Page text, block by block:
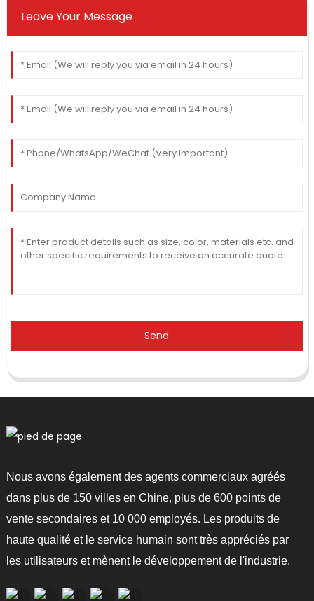
Leave Your Message
Send
Nous avons également des agents commerciaux agréés
dans plus de 150 villes en Chine, plus de 600 points de
vente secondaires et 10 000 employés. Les produits de
haute qualité et le service humain sont très appréciés par
les utilisateurs et mènent le développement de l'industrie.